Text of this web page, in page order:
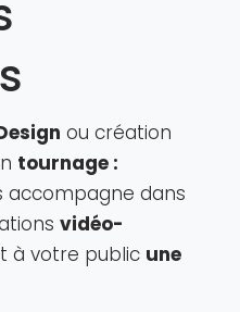
ou création
tournage :
accompagne dans
vidéo-
à votre public une